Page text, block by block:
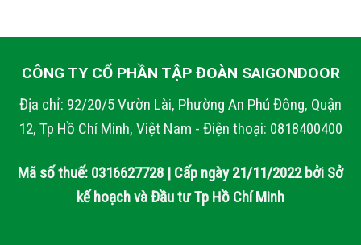
CÔNG TY CỔ PHẦN TẬP ĐOÀN SAIGONDOOR
Địa chỉ: 92/20/5 Vườn Lài, Phường An Phú Đông, Quận
12, Tp Hồ Chí Minh, Việt Nam - Điện thoại: 0818400400
Mã số thuế: 0316627728 | Cấp ngày 21/11/2022 bởi Sở
kế hoạch và Đầu tư Tp Hồ Chí Minh